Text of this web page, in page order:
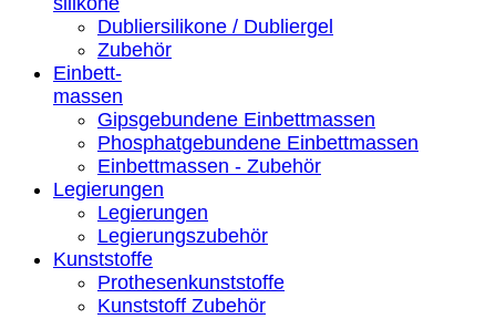
Dubliersilikone / Dubliergel
Zubehör
Einbett-
massen
Gipsgebundene Einbettmassen
Phosphatgebundene Einbettmassen
Einbettmassen - Zubehör
Legierungen
Legierungen
Legierungszubehör
Kunststoffe
Prothesenkunststoffe
Kunststoff Zubehör